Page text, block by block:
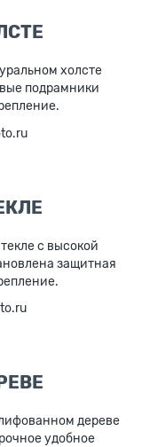
холсте
подрамники
с высокой
защитная
дереве
удобное